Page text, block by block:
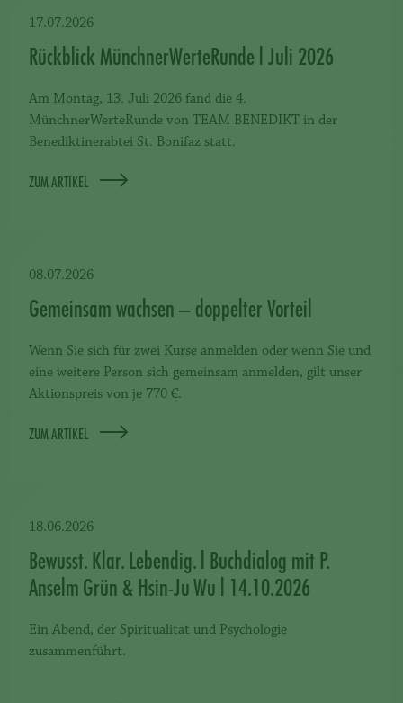
Rückblick MünchnerWerteRunde l Juli 2026
Am Montag, 13. Juli 2026 fand die 4.
MünchnerWerteRunde von TEAM BENEDIKT in der
Benediktinerabtei St. Bonifaz statt.
ZUM ARTIKEL
17.07.2026
Gemeinsam wachsen – doppelter Vorteil
Wenn Sie sich für zwei Kurse anmelden oder wenn Sie und
eine weitere Person sich gemeinsam anmelden, gilt unser
Aktionspreis von je 770 €.
ZUM ARTIKEL
08.07.2026
Bewusst. Klar. Lebendig. l Buchdialog mit P.
Anselm Grün & Hsin-Ju Wu l 14.10.2026
Ein Abend, der Spiritualität und Psychologie
zusammenführt.
18.06.2026